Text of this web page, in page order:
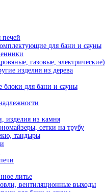
печей
для бани и сауны
газовые, электрические)
изделия из дерева
блоки для бани и сауны
изделия из камня
сетки на трубу
тандыры
литье
вeнтиляционные выходы